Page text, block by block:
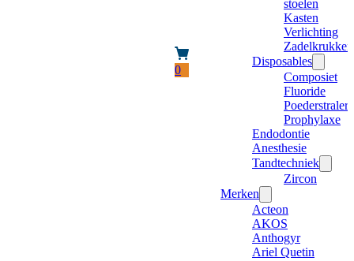
0
stoelen
Kasten
Verlichting
Zadelkrukken
Disposables
Composiet
Fluoride
Poederstraler
Prophylaxe
Endodontie
Anesthesie
Tandtechniek
Zircon
Merken
Acteon
AKOS
Anthogyr
Ariel Quetin